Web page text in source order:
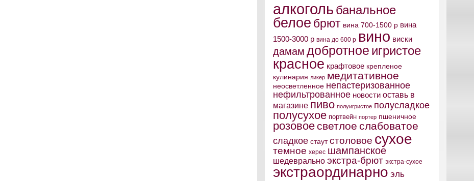
алкоголь банальное
белое брют вина 700-1500 р вина
1500-3000 р вина до 600 р вино виски
дамам добротное игристое
красное крафтовое крепленое
кулинария ликер медитативное
неосветленное непастеризованное
нефильтрованное новости оставь в
магазине пиво полуигристое полусладкое
полусухое портвейн портер пшеничное
розовоесветлое слабоватое
сладкое стаут столовое сухое
темное херес шампанское
шедеврально экстра-брют экстра-сухое
экстраординарно эль